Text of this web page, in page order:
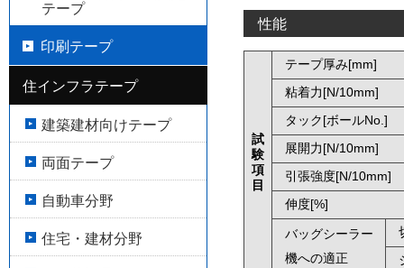
性能
試
験
項
目
テープ厚み[mm]
粘着力[N/10mm]
タック[ボールNo.]
展開力[N/10mm]
引張強度[N/10mm]
伸度[%]
バッグシーラー
機への適正
テープ
印刷テープ
住インフラテープ
建築建材向けテープ
両面テープ
自動車分野
住宅・建材分野